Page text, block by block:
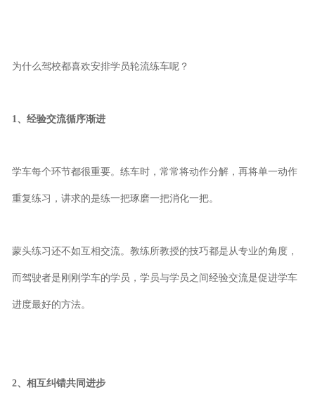
为什么驾校都喜欢安排学员轮流练车呢？
1、经验交流循序渐进
学车每个环节都很重要。练车时，常常将动作分解，再将单一动作
重复练习，讲求的是练一把琢磨一把消化一把。
蒙头练习还不如互相交流。教练所教授的技巧都是从专业的角度，
而驾驶者是刚刚学车的学员，学员与学员之间经验交流是促进学车
进度最好的方法。
2、相互纠错共同进步